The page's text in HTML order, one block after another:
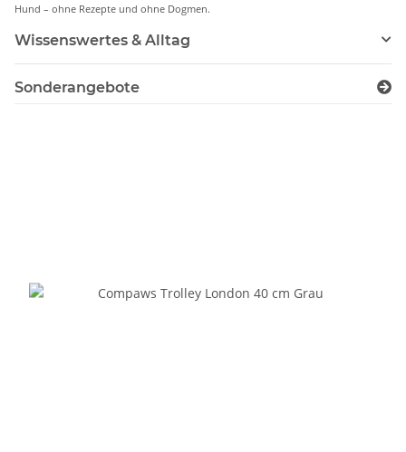
Hund – ohne Rezepte und ohne Dogmen.
Wissenswertes & Alltag
Sonderangebote